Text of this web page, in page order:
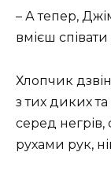
– А тепер,
вмієш
Хлопчик
з тих диких
серед
рухами рук,